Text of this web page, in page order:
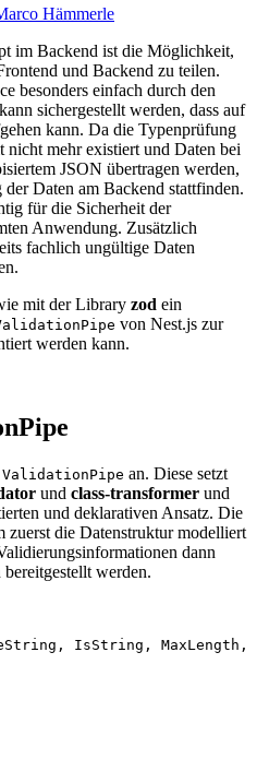
Hämmerle
im Backend ist die Möglichkeit,
und Backend zu teilen.
besonders einfach durch den
sichergestellt werden, dass auf
kann. Da die Typenprüfung
mehr existiert und Daten bei
JSON übertragen werden,
Daten am Backend stattfinden.
für die Sicherheit der
Anwendung. Zusätzlich
fachlich ungültige Daten
mit der Library zod ein
von Nest.js zur
werden kann.
ValidationPipe an. Diese setzt
und class-transformer und
und deklarativen Ansatz. Die
die Datenstruktur modelliert
dann
werden.
IsString,